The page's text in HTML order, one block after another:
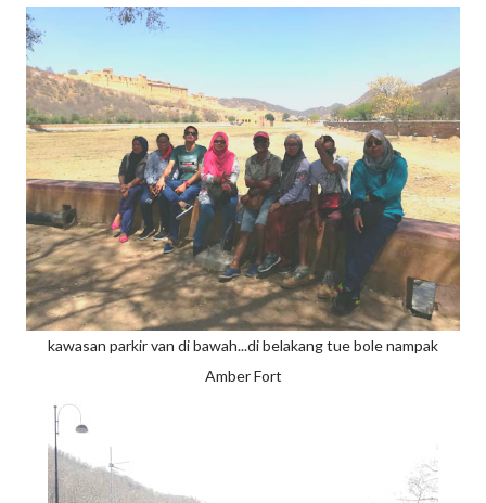
kawasan parkir van di bawah...di belakang tue bole nampak
Amber Fort